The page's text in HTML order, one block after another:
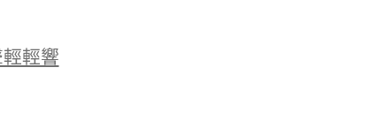
輕響